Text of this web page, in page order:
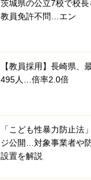
茨城県の公立7校で校長
教員免許不問…エン
【教員採用】長崎県、
495人…倍率2.0倍
「こども性暴力防止法
ジ公開…対象事業者や
設置を解説